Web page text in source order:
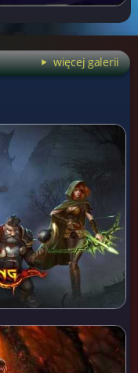
więcej galerii